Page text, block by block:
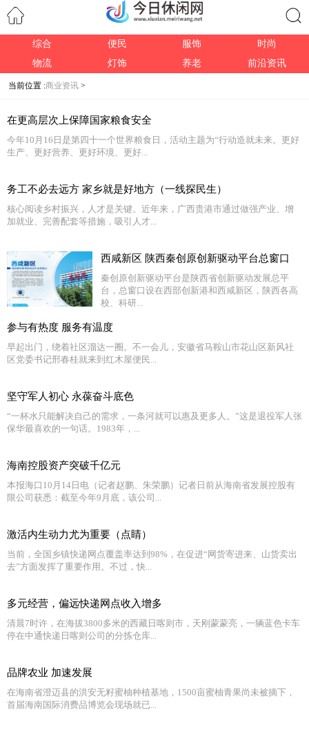
综合 便民 服饰
时尚
物流
灯饰 养老 前沿资讯
当前位置 :商业资讯 >
在更高层次上保障国家粮食安全
今年10月16日是第四十一个世界粮食日，活动主题为“行动造就未来。更好
生产、更好营养、更好环境、更好...
务工不必去远方 家乡就是好地方（一线探民生）
核心阅读乡村振兴，人才是关键。近年来，广西贵港市通过做强产业、增
加就业、完善配套等措施，吸引人才...
西咸新区 陕西秦创原创新驱动平台总窗口
秦创原创新驱动平台是陕西省创新驱动发展总平
台，总窗口设在西部创新港和西咸新区，陕西各高
校、科研...
参与有热度 服务有温度
早起出门，绕着社区溜达一圈。不一会儿，安徽省马鞍山市花山区新风社
区党委书记邢春桂就来到红木屋便民...
坚守军人初心 永葆奋斗底色
“一杯水只能解决自己的需求，一条河就可以惠及更多人。”这是退役军人张
保华最喜欢的一句话。1983年，...
海南控股资产突破千亿元
本报海口10月14日电（记者赵鹏、朱荣鹏）记者日前从海南省发展控股有
限公司获悉：截至今年9月底，该公司...
激活内生动力尤为重要（点睛）
当前，全国乡镇快递网点覆盖率达到98%，在促进“网货寄进来、山货卖出
去”方面发挥了重要作用。不过，快...
多元经营，偏远快递网点收入增多
清晨7时许，在海拔3800多米的西藏日喀则市，天刚蒙蒙亮，一辆蓝色卡车
停在中通快递日喀则公司的分拣仓库...
品牌农业 加速发展
在海南省澄迈县的洪安无籽蜜柚种植基地，1500亩蜜柚青果尚未被摘下，
首届海南国际消费品博览会现场就已...